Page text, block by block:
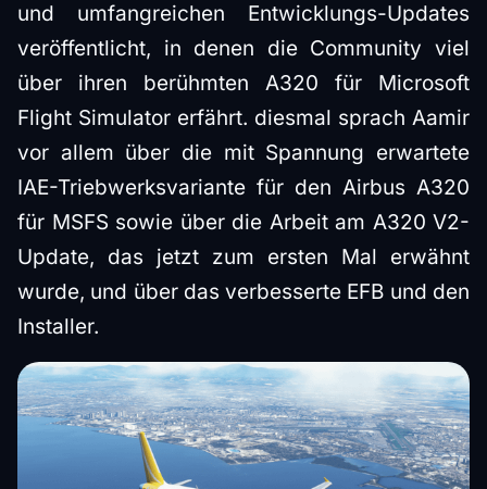
und umfangreichen Entwicklungs-Updates
veröffentlicht, in denen die Community viel
über ihren berühmten A320 für Microsoft
Flight Simulator erfährt. diesmal sprach Aamir
vor allem über die mit Spannung erwartete
IAE-Triebwerksvariante für den Airbus A320
für MSFS sowie über die Arbeit am A320 V2-
Update, das jetzt zum ersten Mal erwähnt
wurde, und über das verbesserte EFB und den
Installer.